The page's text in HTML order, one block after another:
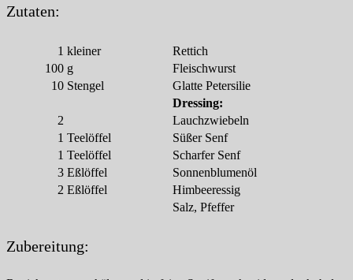
Zutaten:
1 kleiner
Rettich
100 g
Fleischwurst
10 Stengel
Glatte Petersilie
Dressing:
2
Lauchzwiebeln
1 Teelöffel
Süßer Senf
1 Teelöffel
Scharfer Senf
3 Eßlöffel
Sonnenblumenöl
2 Eßlöffel
Himbeeressig
Salz, Pfeffer
Zubereitung: